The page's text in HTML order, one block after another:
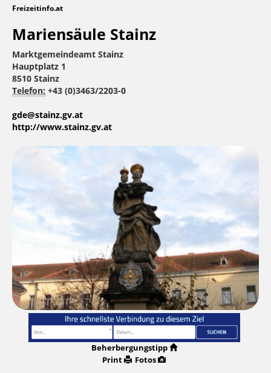
Freizeitinfo.at
Mariensäule Stainz
Marktgemeindeamt Stainz
Hauptplatz 1
8510 Stainz
Telefon: +43 (0)3463/2203-0
gde@stainz.gv.at
http://www.stainz.gv.at
Beherbergungstipp
Print
Fotos